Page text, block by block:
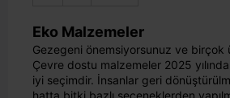
Eko Malzemeler
Gezegeni önemsiyorsunuz ve birçok
Çevre dostu malzemeler 2025
iyi seçimdir. İnsanlar geri
hatta bitki bazlı seçeneklerden